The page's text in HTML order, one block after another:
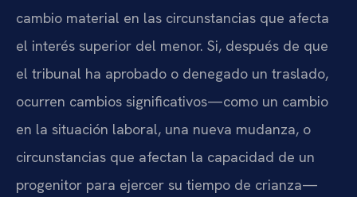
cambio material en las circunstancias que afecta
el interés superior del menor. Si, después de que
el tribunal ha aprobado o denegado un traslado,
ocurren cambios significativos—como un cambio
en la situación laboral, una nueva mudanza, o
circunstancias que afectan la capacidad de un
progenitor para ejercer su tiempo de crianza—